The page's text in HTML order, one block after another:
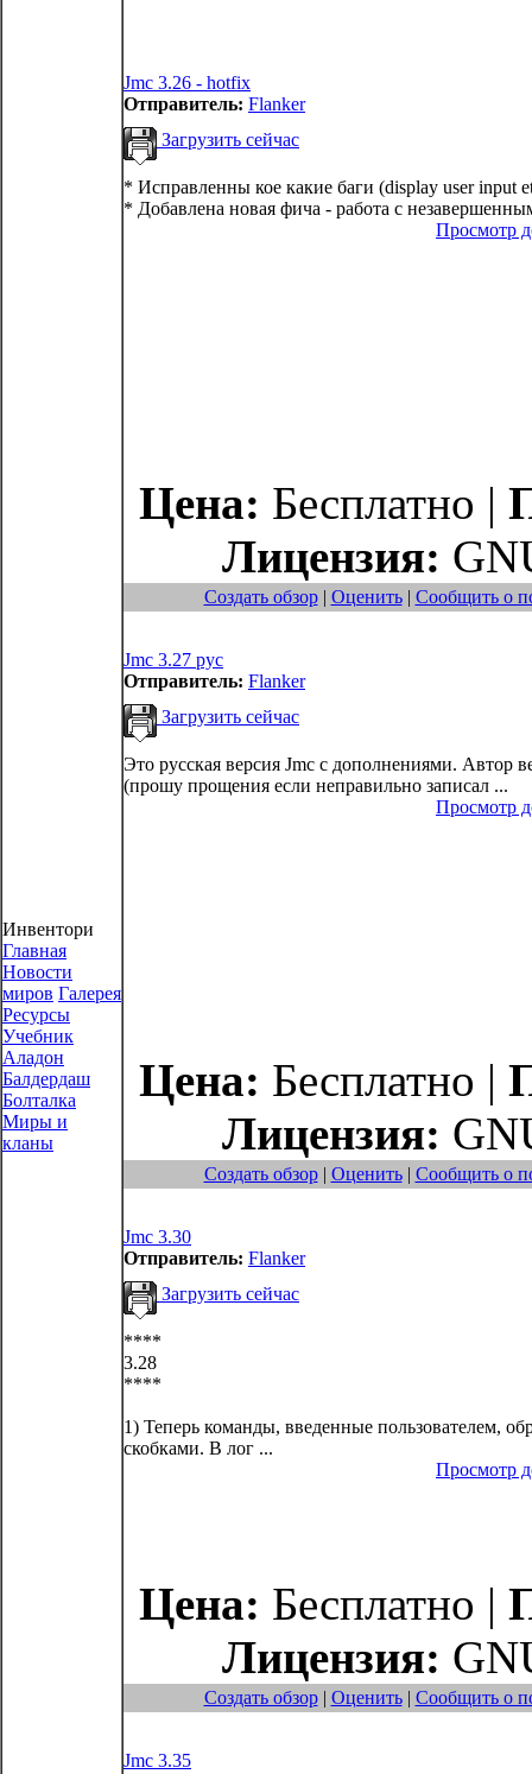
Инвентори
Главная
Новости
миров Галерея
Ресурсы
Учебник
Аладон
Балдердаш
Болталка
Миры и
кланы
Jmc 3.26 - hotfix
Отправитель: Flanker
Загрузить сейчас
* Исправленны кое какие баги (display user input
* Добавлена новая фича - работа с
Просмотр
Цена: Бесплатно |
Лицензия:
Создать обзор| Оценить| Сообщить о
Jmc 3.27 рус
Отправитель: Flanker
Загрузить сейчас
Это русская версия Jmc с дополнениями. Автор
(прошу прощения если неправильно записал ...
Просмотр
Цена: Бесплатно |
Лицензия:
Создать обзор| Оценить| Сообщить о
Jmc 3.30
Отправитель: Flanker
Загрузить сейчас
****
3.28
****
1) Теперь команды, введенные пользователем,
скобками. В лог ...
Просмотр
Цена: Бесплатно |
Лицензия:
Создать обзор| Оценить| Сообщить о
Jmc 3.35